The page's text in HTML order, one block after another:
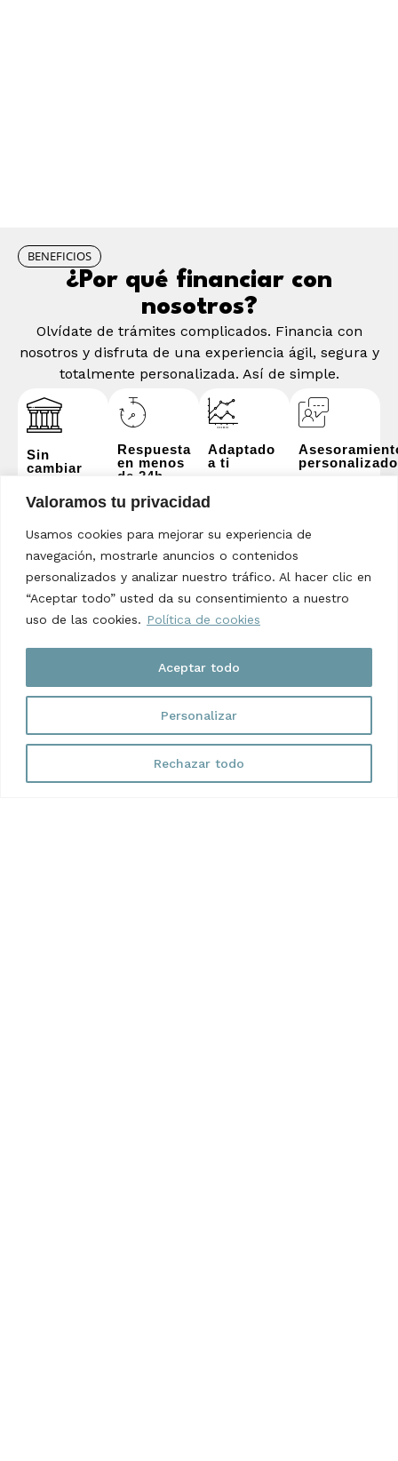
Valoramos tu privacidad
Usamos cookies para mejorar su experiencia de
navegación, mostrarle anuncios o contenidos
personalizados y analizar nuestro tráfico. Al hacer clic en
“Aceptar todo” usted da su consentimiento a nuestro
uso de las cookies. Política de cookies
Personalizar
Rechazar todo
Aceptar todo
BENEFICIOS
¿Por qué financiar con
nosotros?
Olvídate de trámites complicados. Financia con
nosotros y disfruta de una experiencia ágil, segura y
totalmente personalizada. Así de simple.
Sin
cambiar
Tú eliges
dónde
pagar.
Respuesta
en menos
de 24h
Rápido y
sin
Adaptado
a ti
que se
ajustan a
presupuesto.
personalizado